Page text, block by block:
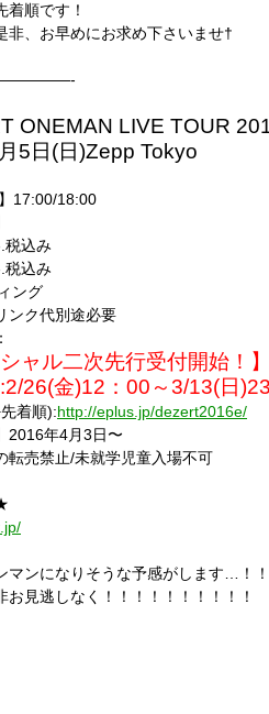
着順です！
非、お早めにお求め下さいませ†
ONEMAN LIVE TOUR
5日(日)Zepp Tokyo
17:00/18:00
税込み
税込み
ング
ンク代別途必要
シャル二次先行受付開始！】
26(金)12：00～3/13(日
着順):http://eplus.jp/dezert2016e/
2016年4月3日〜
転売禁止/未就学児童入場不可
マンになりそうな予感がします…！！
お見逃しなく！！！！！！！！！！